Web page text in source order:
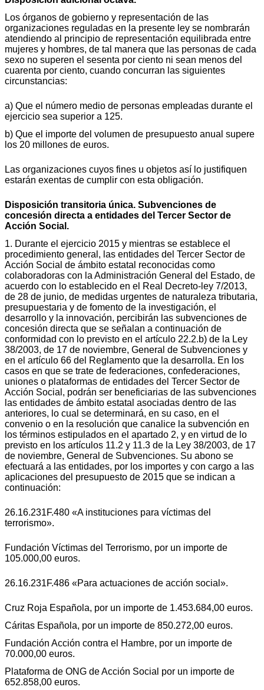
Los órganos de gobierno y representación de las
organizaciones reguladas en la presente ley se nombrarán
atendiendo al principio de representación equilibrada entre
mujeres y hombres, de tal manera que las personas de cada
sexo no superen el sesenta por ciento ni sean menos del
cuarenta por ciento, cuando concurran las siguientes
circunstancias:
a) Que el número medio de personas empleadas durante el
ejercicio sea superior a 125.
b) Que el importe del volumen de presupuesto anual supere
los 20 millones de euros.
Las organizaciones cuyos fines u objetos así lo justifiquen
estarán exentas de cumplir con esta obligación.
Disposición transitoria única. Subvenciones de
concesión directa a entidades del Tercer Sector de
Acción Social.
1. Durante el ejercicio 2015 y mientras se establece el
procedimiento general, las entidades del Tercer Sector de
Acción Social de ámbito estatal reconocidas como
colaboradoras con la Administración General del Estado, de
acuerdo con lo establecido en el Real Decreto-ley 7/2013,
de 28 de junio, de medidas urgentes de naturaleza tributaria,
presupuestaria y de fomento de la investigación, el
desarrollo y la innovación, percibirán las subvenciones de
concesión directa que se señalan a continuación de
conformidad con lo previsto en el artículo 22.2.b) de la Ley
38/2003, de 17 de noviembre, General de Subvenciones y
en el artículo 66 del Reglamento que la desarrolla. En los
casos en que se trate de federaciones, confederaciones,
uniones o plataformas de entidades del Tercer Sector de
Acción Social, podrán ser beneficiarias de las subvenciones
las entidades de ámbito estatal asociadas dentro de las
anteriores, lo cual se determinará, en su caso, en el
convenio o en la resolución que canalice la subvención en
los términos estipulados en el apartado 2, y en virtud de lo
previsto en los artículos 11.2 y 11.3 de la Ley 38/2003, de 17
de noviembre, General de Subvenciones. Su abono se
efectuará a las entidades, por los importes y con cargo a las
aplicaciones del presupuesto de 2015 que se indican a
continuación:
26.16.231F.480 «A instituciones para víctimas del
terrorismo».
Fundación Víctimas del Terrorismo, por un importe de
105.000,00 euros.
26.16.231F.486 «Para actuaciones de acción social».
Cruz Roja Española, por un importe de 1.453.684,00 euros.
Cáritas Española, por un importe de 850.272,00 euros.
Fundación Acción contra el Hambre, por un importe de
70.000,00 euros.
Plataforma de ONG de Acción Social por un importe de
652.858,00 euros.